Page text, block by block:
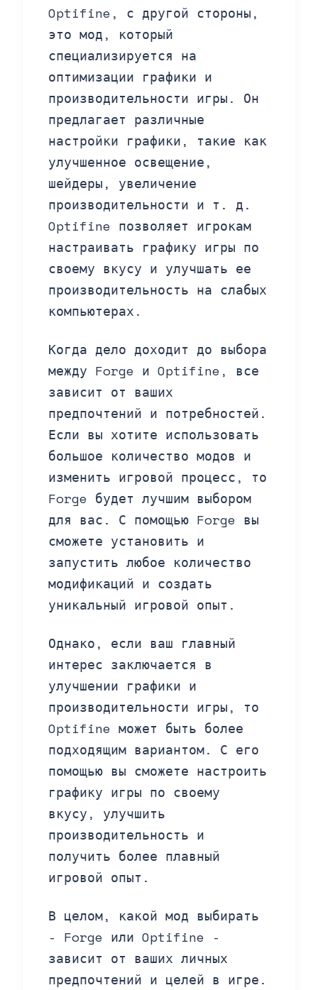
Optifine, с другой стороны,
это мод, который
специализируется на
оптимизации графики и
производительности игры. Он
предлагает различные
настройки графики, такие как
улучшенное освещение,
шейдеры, увеличение
производительности и т. д.
Optifine позволяет игрокам
настраивать графику игры по
своему вкусу и улучшать ее
производительность на слабых
компьютерах.
Когда дело доходит до выбора
между Forge и Optifine, все
зависит от ваших
предпочтений и потребностей.
Если вы хотите использовать
большое количество модов и
изменить игровой процесс, то
Forge будет лучшим выбором
для вас. С помощью Forge вы
сможете установить и
запустить любое количество
модификаций и создать
уникальный игровой опыт.
Однако, если ваш главный
интерес заключается в
улучшении графики и
производительности игры, то
Optifine может быть более
подходящим вариантом. С его
помощью вы сможете настроить
графику игры по своему
вкусу, улучшить
производительность и
получить более плавный
игровой опыт.
В целом, какой мод выбирать
- Forge или Optifine -
зависит от ваших личных
предпочтений и целей в игре.